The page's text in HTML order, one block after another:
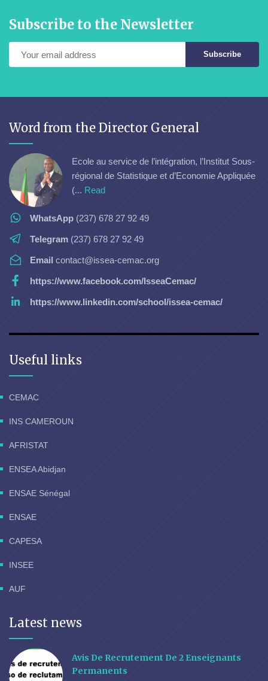
Subscribe to the Newsletter
Subscribe
Word from the Director General
Ecole au service de l’intégration, l’Institut Sous-
régional de Statistique et d’Economie Appliquée
(... Read
WhatsApp (237) 678 27 92 49
Telegram (237) 678 27 92 49
Email contact@issea-cemac.org
https://www.facebook.com/IsseaCemac/
https://www.linkedin.com/school/issea-cemac/
Useful links
CEMAC
INS CAMEROUN
AFRISTAT
ENSEA Abidjan
ENSAE Sénégal
ENSAE
CAPESA
INSEE
AUF
Latest news
Avis De Recrutement De 2 Enseignants
Permanents